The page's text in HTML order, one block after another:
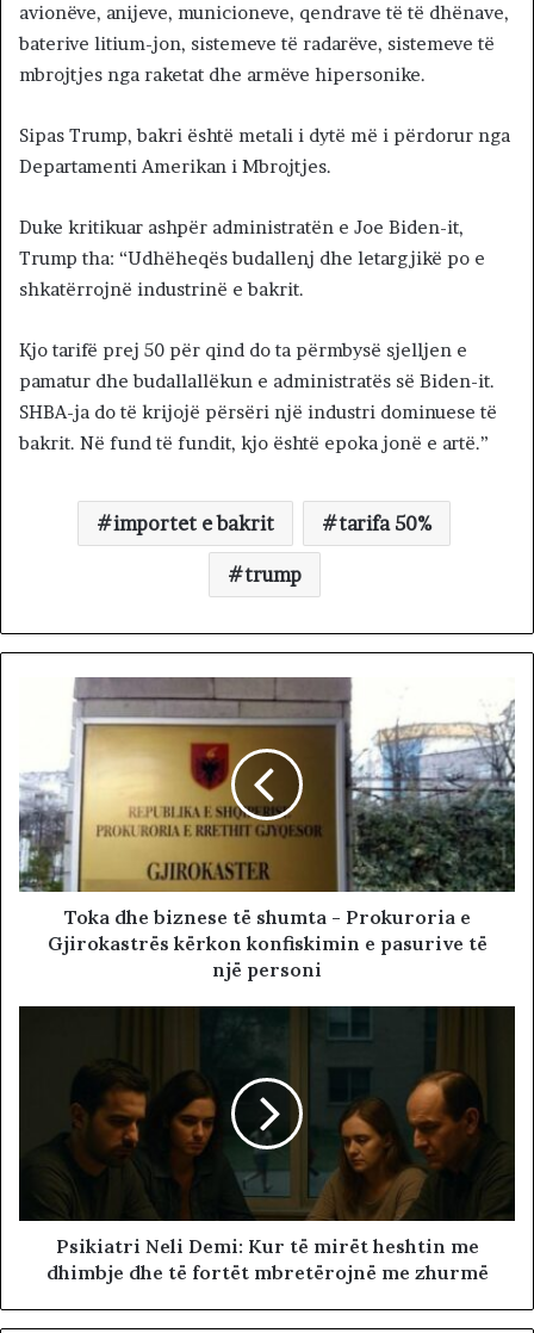
avionëve, anijeve, municioneve, qendrave të të dhënave,
baterive litium-jon, sistemeve të radarëve, sistemeve të
mbrojtjes nga raketat dhe armëve hipersonike.
Sipas Trump, bakri është metali i dytë më i përdorur nga
Departamenti Amerikan i Mbrojtjes.
Duke kritikuar ashpër administratën e Joe Biden-it,
Trump tha: “Udhëheqës budallenj dhe letargjikë po e
shkatërrojnë industrinë e bakrit.
Kjo tarifë prej 50 për qind do ta përmbysë sjelljen e
pamatur dhe budallallëkun e administratës së Biden-it.
SHBA-ja do të krijojë përsëri një industri dominuese të
bakrit. Në fund të fundit, kjo është epoka jonë e artë.”
importet e bakrit tarifa 50%
trump
Toka dhe biznese të shumta - Prokuroria e
Gjirokastrës kërkon konfiskimin e pasurive të
një personi
Psikiatri Neli Demi: Kur të mirët heshtin me
dhimbje dhe të fortët mbretërojnë me zhurmë